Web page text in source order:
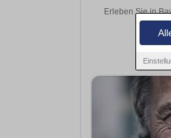
Erleben Sie in